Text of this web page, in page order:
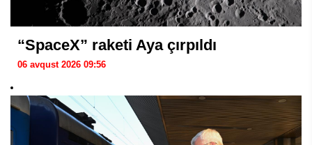
“SpaceX” raketi Aya çırpıldı
06 avqust 2026 09:56